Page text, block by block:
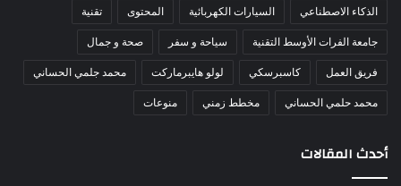
الذكاء الاصطناعي السيارات الكهربائية المحتوى تقنية
جامعة الفرات الأوسط التقنية سياحة و سفر صحة و جمال
فريق العمل كاسبرسكي لولو هايبرماركت محمد جلمي الحساني
محمد حلمي الحساني مخطط زمني منوعات
أحدث المقالات